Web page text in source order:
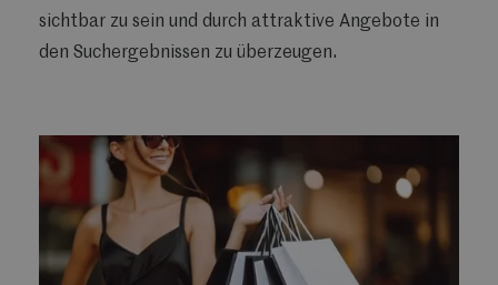
sichtbar zu sein und durch attraktive Angebote in
den Suchergebnissen zu überzeugen.